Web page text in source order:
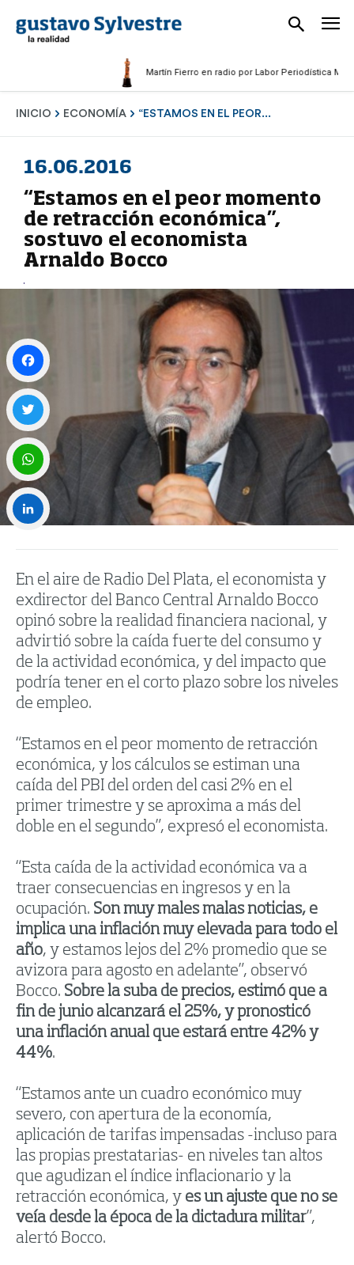
Martín Fierro en radio por Labor Periodística
INICIO ECONOMÍA “ESTAMOS EN EL PEOR...
16.06.2016
“Estamos en el peor momento
de retracción económica”,
sostuvo el economista
Arnaldo Bocco
En el aire de Radio Del Plata, el economista y
exdirector del Banco Central Arnaldo Bocco
opinó sobre la realidad financiera nacional, y
advirtió sobre la caída fuerte del consumo y
de la actividad económica, y del impacto que
podría tener en el corto plazo sobre los niveles
de empleo.
“Estamos en el peor momento de retracción
económica, y los cálculos se estiman una
caída del PBI del orden del casi 2% en el
primer trimestre y se aproxima a más del
doble en el segundo”, expresó el economista.
“Esta caída de la actividad económica va a
traer consecuencias en ingresos y en la
ocupación. Son muy males malas noticias, e
implica una inflación muy elevada para todo el
año, y estamos lejos del 2% promedio que se
avizora para agosto en adelante”, observó
Bocco. Sobre la suba de precios, estimó que a
fin de junio alcanzará el 25%, y pronosticó
una inflación anual que estará entre 42% y
44%.
“Estamos ante un cuadro económico muy
severo, con apertura de la economía,
aplicación de tarifas impensadas -incluso para
las propias prestatarias- en niveles tan altos
que agudizan el índice inflacionario y la
retracción económica, y es un ajuste que no se
veía desde la época de la dictadura militar”,
alertó Bocco.
Facebook
Twitter
WhatsApp